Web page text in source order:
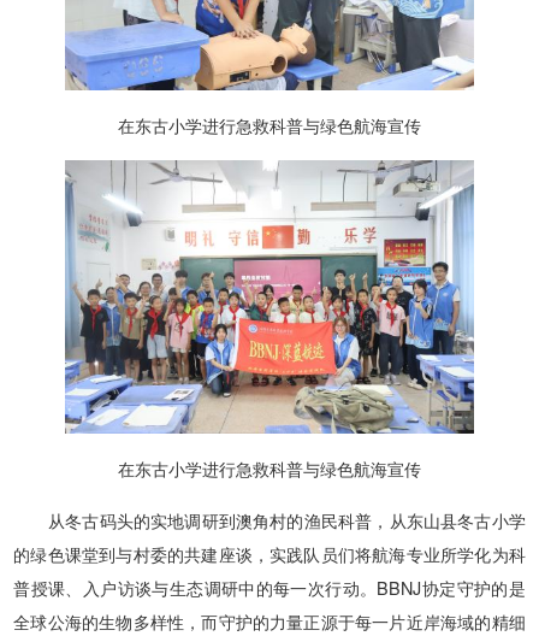
在东古小学进行急救科普与绿色航海宣传
在东古小学进行急救科普与绿色航海宣传
从冬古码头的实地调研到澳角村的渔民科普，从东山县冬古小学
的绿色课堂到与村委的共建座谈，实践队员们将航海专业所学化为科
普授课、入户访谈与生态调研中的每一次行动。BBNJ协定守护的是
全球公海的生物多样性，而守护的力量正源于每一片近岸海域的精细